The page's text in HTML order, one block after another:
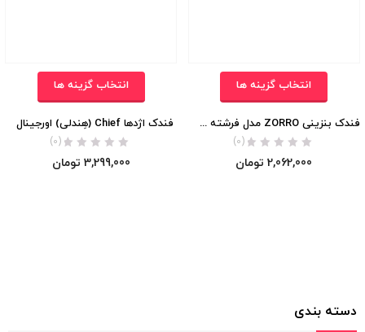
انتخاب گزینه ها
فندک بنزینی ZORRO مدل فرشته نگهبان اورجینال
(0)
2,062,000 تومان
انتخاب گزینه ها
فندک اژدها Chief (هِندلی) اورجینال
(0)
3,299,000 تومان
دسته بندی